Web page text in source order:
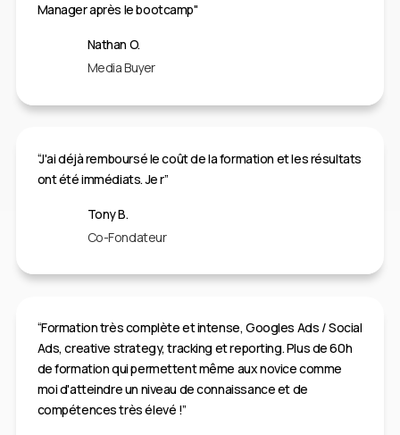
Manager après le bootcamp"
Nathan O.
Media Buyer
“J'ai déjà remboursé le coût de la formation et les résultats
ont été immédiats. Je r”
Tony B.
Co-Fondateur
“Formation très complète et intense, Googles Ads / Social
Ads, creative strategy, tracking et reporting. Plus de 60h
de formation qui permettent même aux novice comme
moi d'atteindre un niveau de connaissance et de
compétences très élevé !”